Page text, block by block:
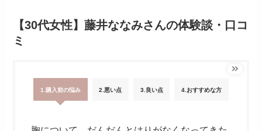
【30代女性】藤井ななみさんの体験談・口コ
ミ
1.購入前の悩み 2.悪い点 3.良い点 4.おすすめな方